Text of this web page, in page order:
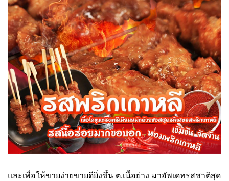
และเพื่อให้ขายง่ายขายดียิ่งขึ้น ต.เนื้อย่าง มาอัพเดทรสชาติสุด